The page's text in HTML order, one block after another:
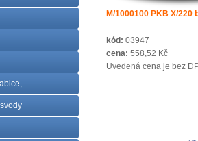
…
M/1000100 PKB X/220
kód: 03947
cena: 558,52 Kč
Uvedená cena je bez